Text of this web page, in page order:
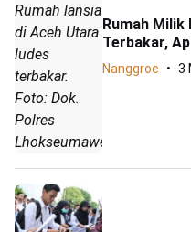
Rumah lansia
di Aceh Utara
ludes
terbakar.
Foto: Dok.
Polres
Lhokseumawe
Rumah
Terbakar,
Nanggroe 3